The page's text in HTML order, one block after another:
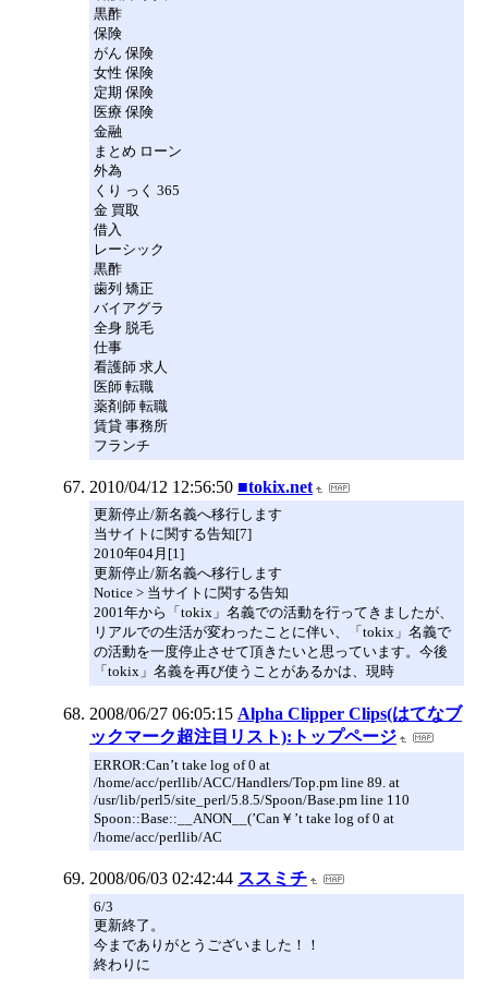
黒酢
保険
がん 保険
女性 保険
定期 保険
医療 保険
金融
まとめ ローン
外為
くり っく 365
金 買取
借入
レーシック
黒酢
歯列 矯正
バイアグラ
全身 脱毛
仕事
看護師 求人
医師 転職
薬剤師 転職
賃貸 事務所
フランチ
2010/04/12 12:56:50 ■tokix.net
更新停止/新名義へ移行します
当サイトに関する告知[7]
2010年04月[1]
更新停止/新名義へ移行します
Notice > 当サイトに関する告知
2001年から「tokix」名義での活動を行ってきましたが、
リアルでの生活が変わったことに伴い、「tokix」名義で
の活動を一度停止させて頂きたいと思っています。今後
「tokix」名義を再び使うことがあるかは、現時
2008/06/27 06:05:15 Alpha Clipper Clips(はてなブ
ックマーク超注目リスト):トップページ
ERROR:Can’t take log of 0 at
/home/acc/perllib/ACC/Handlers/Top.pm line 89. at
/usr/lib/perl5/site_perl/5.8.5/Spoon/Base.pm line 110
Spoon::Base::__ANON__(’Can￥’t take log of 0 at
/home/acc/perllib/AC
2008/06/03 02:42:44 ススミチ
6/3
更新終了。
今までありがとうございました！！
終わりに